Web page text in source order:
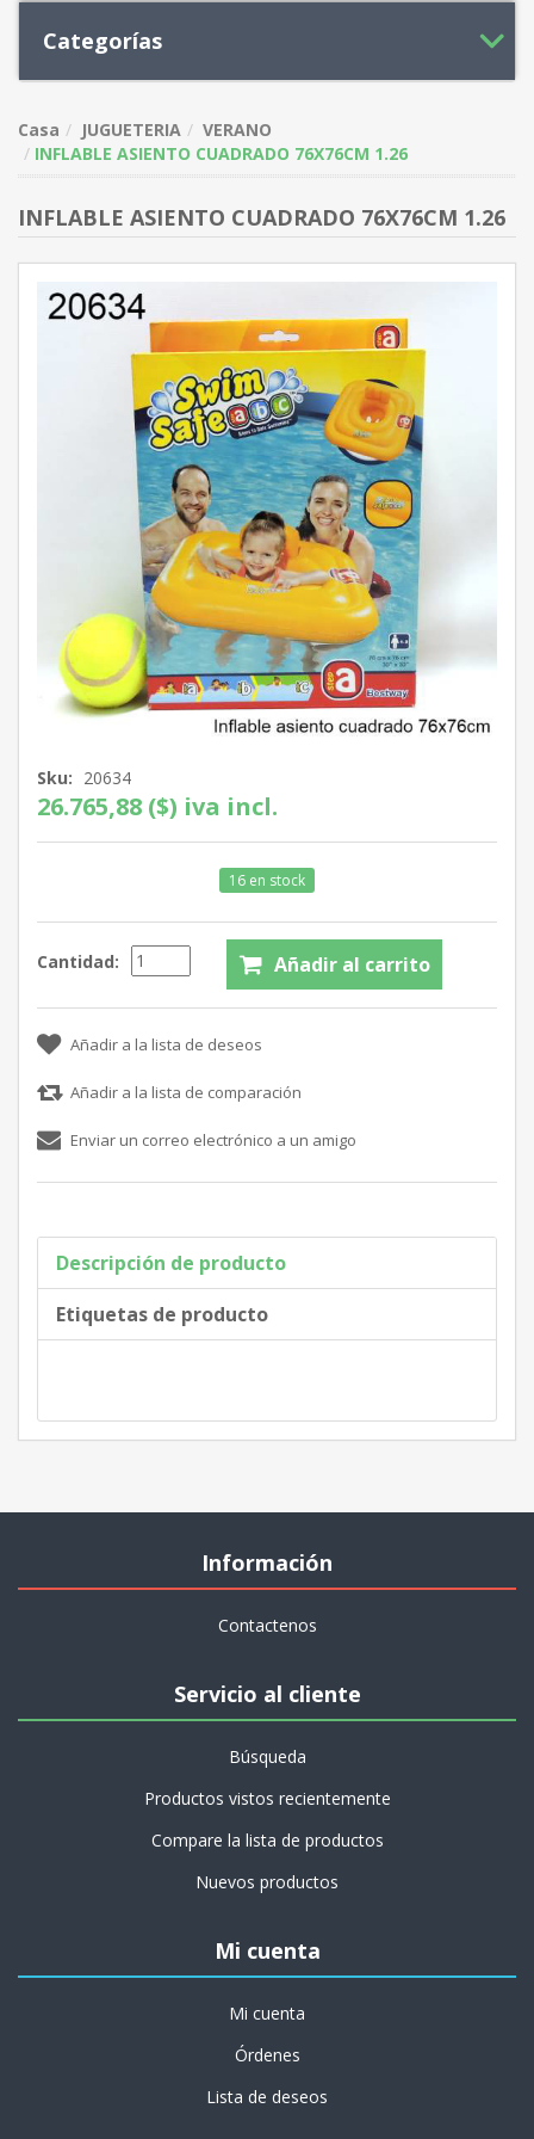
Categorías
Casa JUGUETERIA
VERANO
INFLABLE ASIENTO CUADRADO 76X76CM 1.26
INFLABLE ASIENTO CUADRADO 76X76CM 1.26
Sku: 20634
26.765,88 ($) iva incl.
16 en stock
Cantidad:
Descripción de producto
Etiquetas de producto
Información
Contactenos
Servicio al cliente
Búsqueda
Productos vistos recientemente
Compare la lista de productos
Nuevos productos
Mi cuenta
Mi cuenta
Órdenes
Lista de deseos